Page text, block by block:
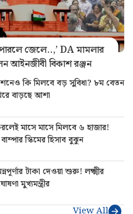
জেলে..,’ DA মামলার
আইনজীবী বিকাশ রঞ্জন
কি মিলবে বড় সুবিধা? ৮ম বেতন
বাড়ছে আশা
মাসে মাসে মিলবে ৬ হাজার!
স্কিমের হিসাব বুঝুন
টাকা দেওয়া শুরু! লক্ষ্মীর
মুখ্যমন্ত্রীর